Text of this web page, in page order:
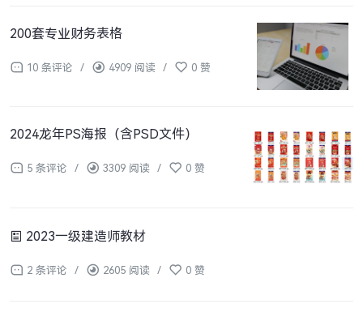
200套专业财务表格
10 条评论 / 4909 阅读 / 0 赞
2024龙年PS海报（含PSD文件）
5 条评论 / 3309 阅读 / 0 赞
2023一级建造师教材
2 条评论 / 2605 阅读 / 0 赞